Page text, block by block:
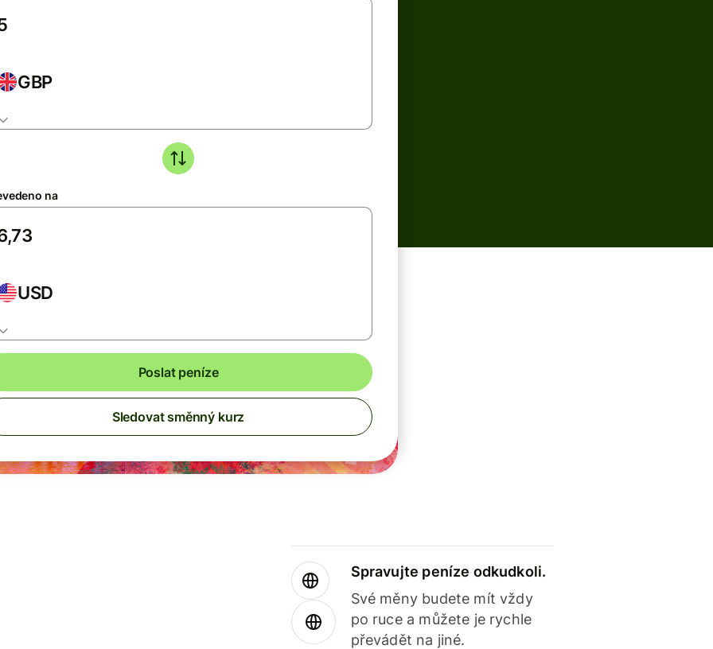
GBP
na
USD
Poslat peníze
Sledovat směnný kurz
Spravujte peníze odkudkoli.
Své měny budete mít vždy
po ruce a můžete je rychle
převádět na jiné.